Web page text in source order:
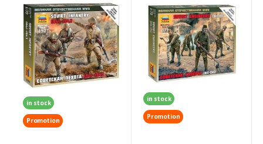
in stock
Promotion
in stock
Promotion